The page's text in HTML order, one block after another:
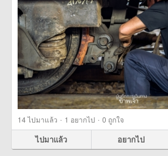
14ไปมาแล้ว · 1 อยากไป · 0 ถูกใจ
ไปมาแล้ว อยากไป